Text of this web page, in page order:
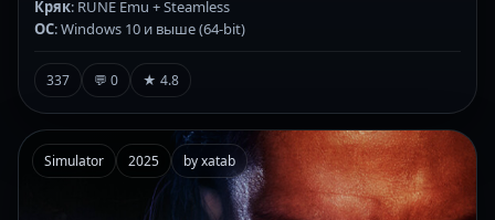
Кряк: RUNE Emu + Steamless
ОС: Windows 10 и выше (64-bit)
337 💬 0 ★ 4.8
Simulator 2025 by xatab